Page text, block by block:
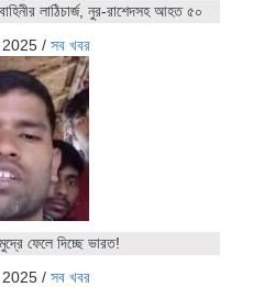
লাঠিচার্জ, নুর-রাশেদসহ আহত ৫০
/ সব খবর
ফেলে দিচ্ছে ভারত!
/ সব খবর